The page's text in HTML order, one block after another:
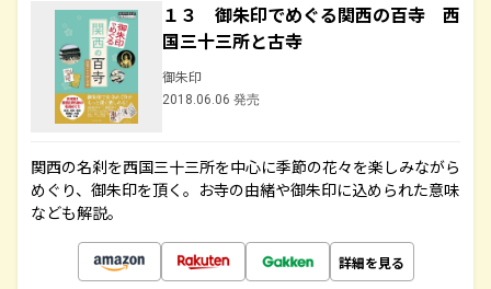
１３ 御朱印でめぐる関西の百寺 西
国三十三所と古寺
御朱印
2018.06.06 発売
関西の名刹を西国三十三所を中心に季節の花々を楽しみながら
めぐり、御朱印を頂く。お寺の由緒や御朱印に込められた意味
なども解説。
詳細を見る